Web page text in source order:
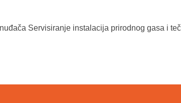
Servisiranje instalacija prirodnog gasa i